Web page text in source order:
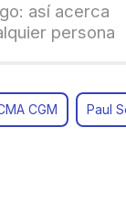
así acerca
persona
CGM Paul